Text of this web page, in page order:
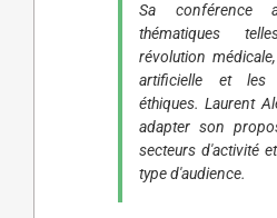
Sa conférence
thématiques
révolution
artificielle et les
éthiques. Laurent
adapter son
secteurs d'activité
type d'audience.